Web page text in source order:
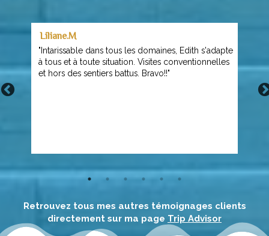
Liliane.M
"Intarissable dans tous les domaines, Edith s'adapte
Retrouvez tous mes autres témoignages clients
directement sur ma page Trip Advisor